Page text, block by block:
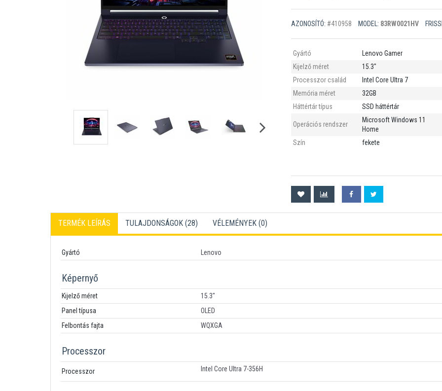
AZONOSÍTÓ: #410958 MODEL: 83RW0021HV
Gyártó
Lenovo Gamer
Kijelző méret
15.3"
Processzor család
Intel Core Ultra 7
Memória méret
32GB
Háttértár típus
SSD háttértár
Operációs rendszer
Microsoft Windows 11
Home
Szín
fekete
TERMÉK LEÍRÁS TULAJDONSÁGOK (28) VÉLEMÉNYEK (0)
Gyártó Lenovo
Képernyő
Kijelző méret
15.3"
Panel típusa
OLED
Felbontás fajta
WQXGA
Processzor
Processzor Intel Core Ultra 7-356H